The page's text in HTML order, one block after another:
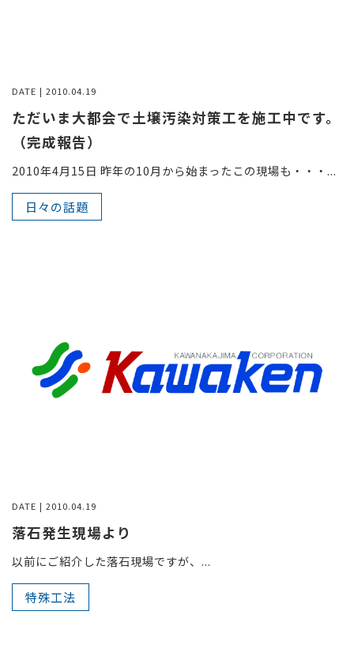
DATE | 2010.04.19
ただいま大都会で土壌汚染対策工を施工中です。
（完成報告）
2010年4月15日 昨年の10月から始まったこの現場も・・・...
日々の話題
DATE | 2010.04.19
落石発生現場より
以前にご紹介した落石現場ですが、...
特殊工法